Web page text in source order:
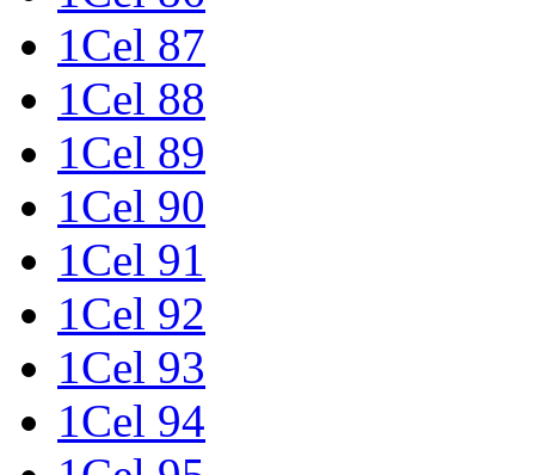
1Cel 87
1Cel 88
1Cel 89
1Cel 90
1Cel 91
1Cel 92
1Cel 93
1Cel 94